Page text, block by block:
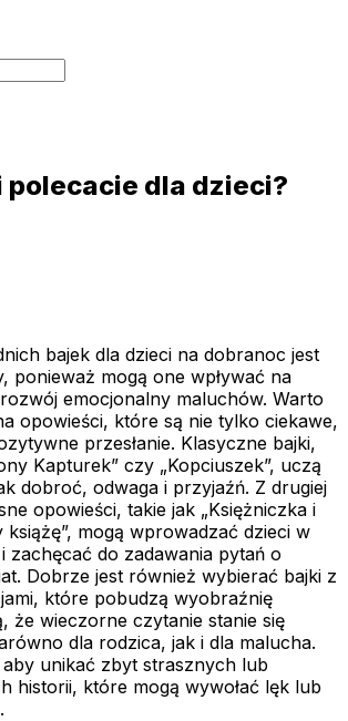
polecacie dla dzieci?
bajek dla dzieci na dobranoc jest
ponieważ mogą one wpływać na
emocjonalny maluchów. Warto
opowieści, które są nie tylko ciekawe,
przesłanie. Klasyczne bajki,
Kapturek” czy „Kopciuszek”, uczą
dobroć, odwaga i przyjaźń. Z drugiej
opowieści, takie jak „Księżniczka i
książę”, mogą wprowadzać dzieci w
zachęcać do zadawania pytań o
Dobrze jest również wybierać bajki z
które pobudzą wyobraźnię
że wieczorne czytanie stanie się
dla rodzica, jak i dla malucha.
unikać zbyt strasznych lub
historii, które mogą wywołać lęk lub